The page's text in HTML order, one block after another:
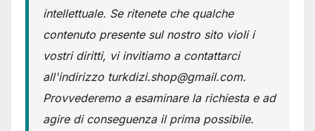
intellettuale. Se ritenete che qualche
contenuto presente sul nostro sito violi i
vostri diritti, vi invitiamo a contattarci
all'indirizzo turkdizi.shop@gmail.com.
Provvederemo a esaminare la richiesta e ad
agire di conseguenza il prima possibile.